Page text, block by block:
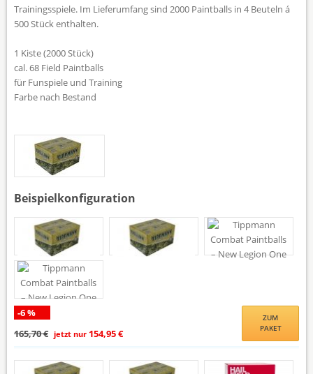
Trainingsspiele. Im Lieferumfang sind 2000 Paintballs in 4 Beuteln á
500 Stück enthalten.
1 Kiste (2000 Stück)
cal. 68 Field Paintballs
für Funspiele und Training
Farbe nach Bestand
Beispielkonfiguration
-6 %
165,70 € jetzt nur 154,95 €
ZUM
PAKET